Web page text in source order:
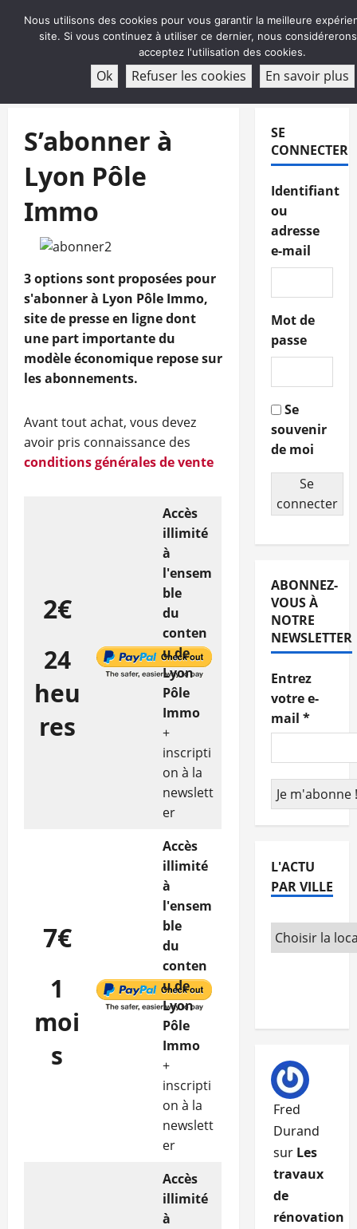
ABONNEMENT
S’abonner à
Lyon Pôle
Immo
3 options sont proposées pour
s'abonner à Lyon Pôle Immo,
site de presse en ligne dont
une part importante du
modèle économique repose sur
les abonnements.
Avant tout achat, vous devez
avoir pris connaissance des
conditions générales de vente
2€
24
heu
res
Accès
illimité
à
l'ensem
ble
du
conten
u de
Lyon
Pôle
Immo
+
inscripti
on à la
newslett
er
7€
1
moi
s
Accès
illimité
à
l'ensem
ble
du
conten
u de
Lyon
Pôle
Immo
+
inscripti
on à la
newslett
er
Accès
illimité
à
SE
CONNECTER
Identifiant
ou
adresse
e-mail
Mot de
passe
Se
souvenir
de moi
Se
connecter
ABONNEZ-
VOUS À
NOTRE
NEWSLETTER
Entrez
votre e-
mail *
L'ACTU
PAR VILLE
Fred
Durand
sur Les
travaux
de
rénovation
Nous utilisons des cookies pour vous garantir la meilleure
site. Si vous continuez à utiliser ce dernier, nous
acceptez l'utilisation des cookies.
Ok Refuser les cookies En savoir plus